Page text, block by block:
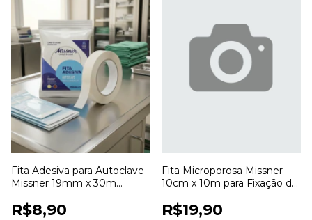
Fita Adesiva para Autoclave
Missner 19mm x 30m
R$8,90
Fita Microporosa Missner
10cm x 10m para Fixação de
R$19,90